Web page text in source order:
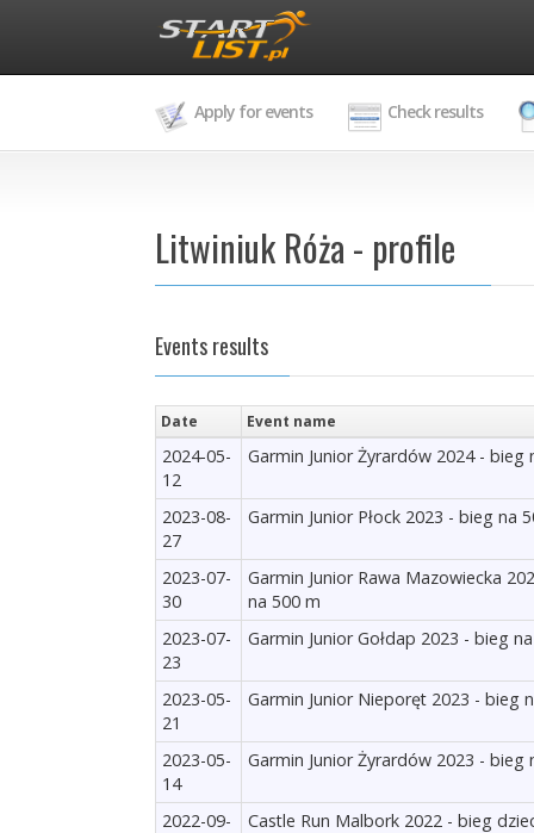
Apply for events Check results
Litwiniuk Róża - profile
Events results
Date Event name
2024-05-
12
Garmin Junior Żyrardów 2024 - bieg
2023-08-
27
Garmin Junior Płock 2023 - bieg na
2023-07-
30
Garmin Junior Rawa Mazowiecka
na 500 m
2023-07-
23
Garmin Junior Gołdap 2023 - bieg
2023-05-
21
Garmin Junior Nieporęt 2023 - bieg
2023-05-
14
Garmin Junior Żyrardów 2023 - bieg
2022-09-
Castle Run Malbork 2022 - bieg